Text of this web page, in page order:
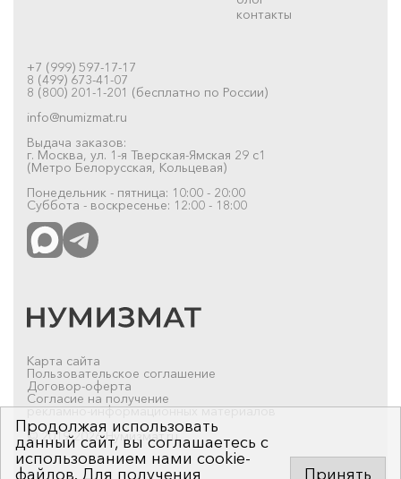
контакты
+7 (999) 597-17-17
8 (499) 673-41-07
8 (800) 201-1-201 (бесплатно по России)
info@numizmat.ru
Выдача заказов:
г. Москва, ул. 1-я Тверская-Ямская 29 с1
(Метро Белорусская, Кольцевая)
Понедельник - пятница: 10:00 - 20:00
Суббота - воскресенье: 12:00 - 18:00
Карта сайта
Пользовательское соглашение
Договор-оферта
Согласие на получение
рекламно-информационных материалов
© 2019-2026 Нумизмат.ru
Продолжая использовать
данный сайт, вы соглашаетесь с
использованием нами cookie-
файлов. Для получения
Принять